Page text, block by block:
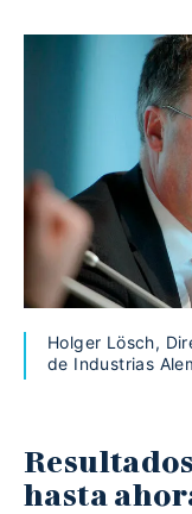
Holger Lösch,
de Industrias
hasta